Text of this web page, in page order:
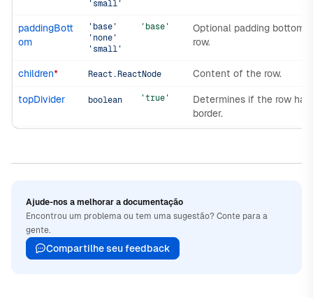
'small'
paddingBott
om
'base'
'none'
'small'
'base'
Optional padding bottom
row.
children* React.ReactNode Content of the row.
topDivider boolean 'true'
Determines if the row
border.
Ajude-nos a melhorar a documentação
Encontrou um problema ou tem uma sugestão? Conte para a
gente.
Compartilhe seu feedback